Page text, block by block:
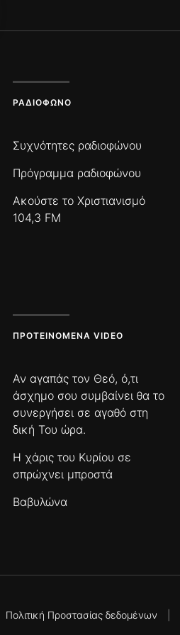
ΡΑΔΙΌΦΩΝΟ
Συχνότητες ραδιοφώνου
Πρόγραμμα ραδιοφώνου
Ακούστε το Χριστιανισμό
104,3 FM
ΠΡΟΤΕΙΝΌΜΕΝΑ VIDEO
Αν αγαπάς τον Θεό, ό,τι
άσχημο σου συμβαίνει θα το
συνεργήσει σε αγαθό στη
δική Του ώρα.
Η χάρις του Κυρίου σε
σπρώχνει μπροστά
Βαβυλώνα
Πολιτική Προστασίας δεδομένων